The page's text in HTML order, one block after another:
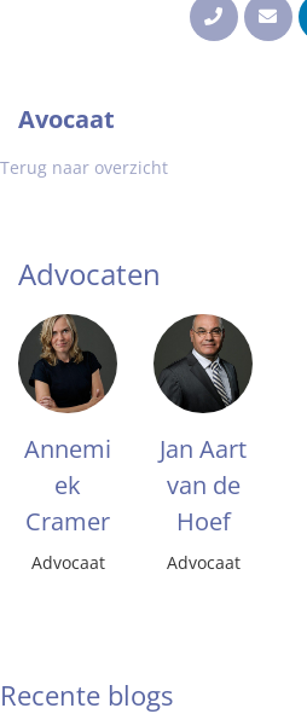
Avocaat
Terug naar overzicht
Advocaten
Annemi
ek
Cramer
Advocaat
Jan Aart
van de
Hoef
Advocaat
Recente blogs